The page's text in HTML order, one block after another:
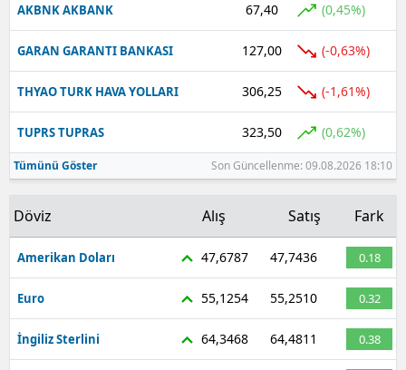
AKBNK AKBANK 67,40 (0,45%)
GARAN GARANTI BANKASI 127,00 (-0,63%)
THYAO TURK HAVA YOLLARI 306,25 (-1,61%)
TUPRS TUPRAS 323,50 (0,62%)
Tümünü Göster Son Güncellenme: 09.08.2026 18:10
Döviz Alış Satış Fark
Amerikan Doları 47,6787 47,7436 0.18
Euro 55,1254 55,2510 0.32
İngiliz Sterlini 64,3468 64,4811 0.38